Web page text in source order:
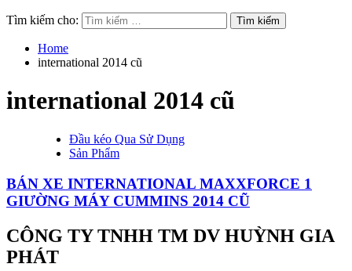
Tìm kiếm cho:
Home
international 2014 cũ
international 2014 cũ
Đầu kéo Qua Sử Dụng
Sản Phẩm
BÁN XE INTERNATIONAL MAXXFORCE 1
GIƯỜNG MÁY CUMMINS 2014 CŨ
CÔNG TY TNHH TM DV HUỲNH GIA
PHÁT